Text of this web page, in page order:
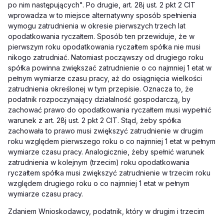
po nim następujących". Po drugie, art. 28j ust. 2 pkt 2 CIT
wprowadza w to miejsce alternatywny sposób spełnienia
wymogu zatrudnienia w okresie pierwszych trzech lat
opodatkowania ryczałtem. Sposób ten przewiduje, że w
pierwszym roku opodatkowania ryczałtem spółka nie musi
nikogo zatrudniać. Natomiast począwszy od drugiego roku
spółka powinna zwiększać zatrudnienie o co najmniej 1 etat w
pełnym wymiarze czasu pracy, aż do osiągnięcia wielkości
zatrudnienia określonej w tym przepisie. Oznacza to, że
podatnik rozpoczynający działalność gospodarczą, by
zachować prawo do opodatkowania ryczałtem musi wypełnić
warunek z art. 28j ust. 2 pkt 2 CIT. Stąd, żeby spółka
zachowała to prawo musi zwiększyć zatrudnienie w drugim
roku względem pierwszego roku o co najmniej 1 etat w pełnym
wymiarze czasu pracy. Analogicznie, żeby spełnić warunek
zatrudnienia w kolejnym (trzecim) roku opodatkowania
ryczałtem spółka musi zwiększyć zatrudnienie w trzecim roku
względem drugiego roku o co najmniej 1 etat w pełnym
wymiarze czasu pracy.
Zdaniem Wnioskodawcy, podatnik, który w drugim i trzecim